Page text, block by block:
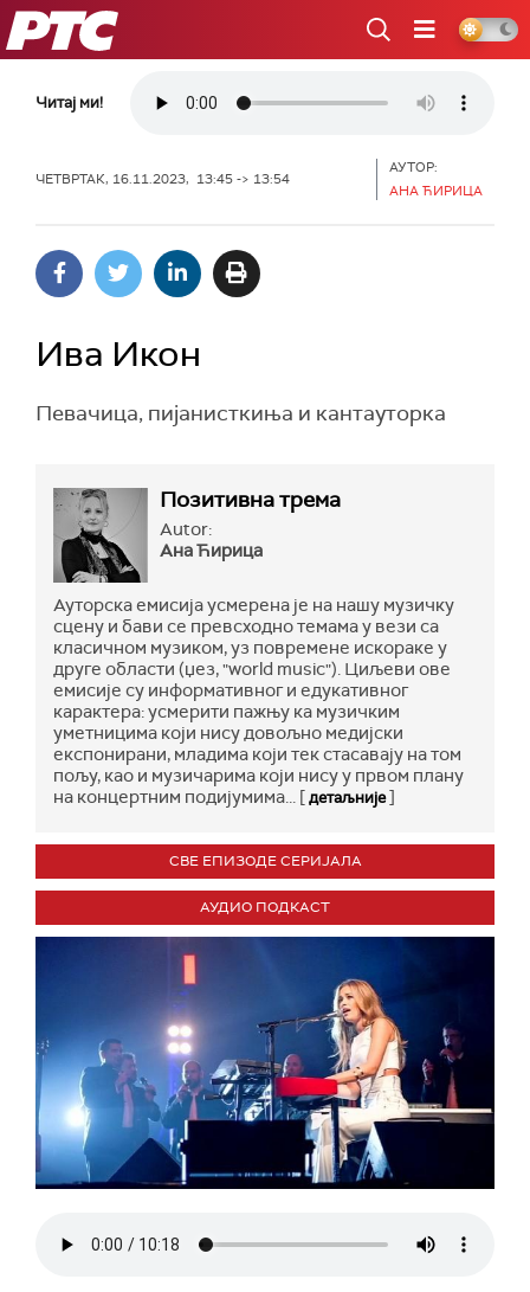
РТС
Читај ми!
ЧЕТВРТАК, 16.11.2023, 13:45 -> 13:54
АУТОР:
АНА ЋИРИЦА
Ива Икон
Певачица, пијанисткиња и кантауторка
Позитивна трема
Autor:
Ана Ћирица
Ауторска емисија усмерена је на нашу музичку
сцену и бави се превсходно темама у вези са
класичном музиком, уз повремене искораке у
друге области (џез, "world music"). Циљеви ове
емисије су информативног и едукативног
карактера: усмерити пажњу ка музичким
уметницима који нису довољно медијски
експонирани, младима који тек стасавају на том
пољу, као и музичарима који нису у првом плану
на концертним подијумима... [детаљније]
СВЕ ЕПИЗОДЕ СЕРИЈАЛА
АУДИО ПОДКАСТ